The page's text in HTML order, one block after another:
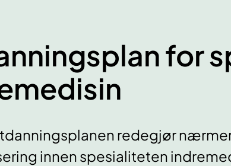
for
redegjør
innen spesialiteten